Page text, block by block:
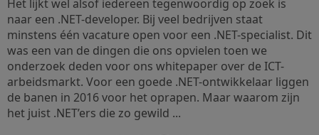
Het lijkt wel alsof iedereen tegenwoordig op zoek is
naar een .NET-developer. Bij veel bedrijven staat
minstens één vacature open voor een .NET-specialist. Dit
was een van de dingen die ons opvielen toen we
onderzoek deden voor ons whitepaper over de ICT-
arbeidsmarkt. Voor een goede .NET-ontwikkelaar liggen
de banen in 2016 voor het oprapen. Maar waarom zijn
het juist .NET’ers die zo gewild ...